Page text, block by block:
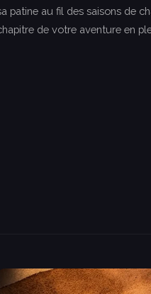
patine au fil des saisons de
de votre aventure en